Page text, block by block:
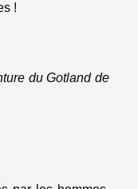
!
du Gotland de